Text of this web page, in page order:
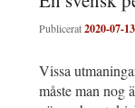
Publicerat2020-07-13
Vissa
måste man nog